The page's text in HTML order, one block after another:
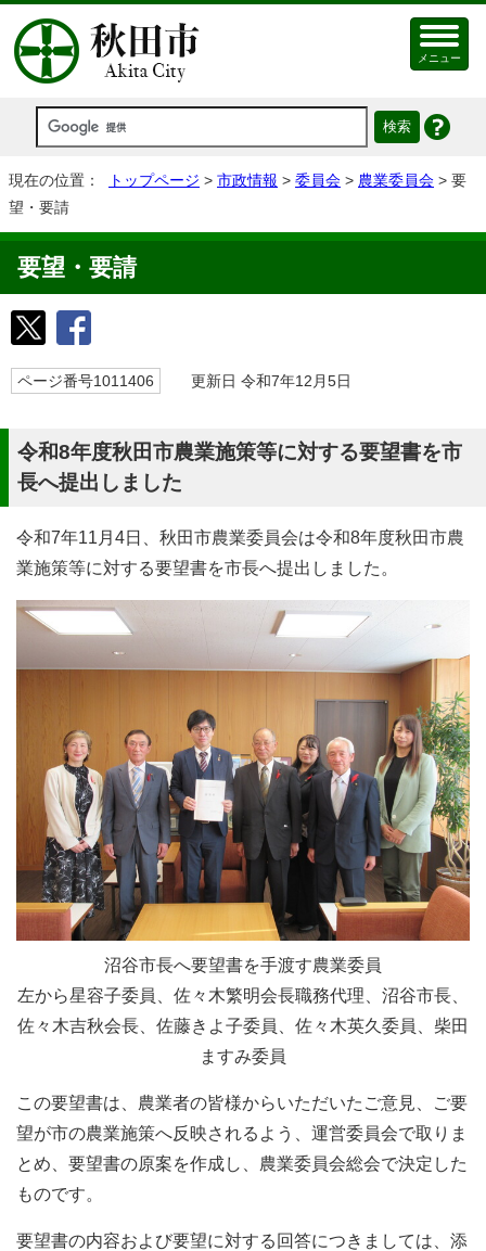
メニュー
現在の位置： トップページ > 市政情報 > 委員会 > 農業委員会 > 要
望・要請
要望・要請
ページ番号1011406 更新日 令和7年12月5日
令和8年度秋田市農業施策等に対する要望書を市
長へ提出しました
令和7年11月4日、秋田市農業委員会は令和8年度秋田市農
業施策等に対する要望書を市長へ提出しました。
沼谷市長へ要望書を手渡す農業委員
左から星容子委員、佐々木繁明会長職務代理、沼谷市長、
佐々木吉秋会長、佐藤きよ子委員、佐々木英久委員、柴田
ますみ委員
この要望書は、農業者の皆様からいただいたご意見、ご要
望が市の農業施策へ反映されるよう、運営委員会で取りま
とめ、要望書の原案を作成し、農業委員会総会で決定した
ものです。
要望書の内容および要望に対する回答につきましては、添